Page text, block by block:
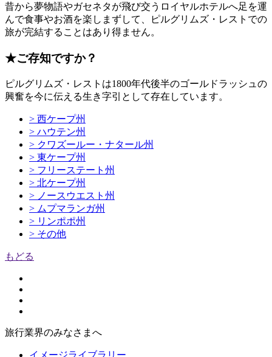
昔から夢物語やガセネタが飛び交うロイヤルホテルへ足を運
んで食事やお酒を楽しまずして、ピルグリムズ・レストでの
旅が完結することはあり得ません。
★ご存知ですか？
ピルグリムズ・レストは1800年代後半のゴールドラッシュの
興奮を今に伝える生き字引として存在しています。
> 西ケープ州
> ハウテン州
> クワズールー・ナタール州
> 東ケープ州
> フリーステート州
> 北ケープ州
> ノースウエスト州
> ムプマランガ州
> リンポポ州
> その他
もどる
旅行業界のみなさまへ
イメージライブラリー